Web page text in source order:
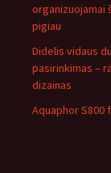
organizuojamai
pigiau
Didelis vidaus
pasirinkimas –
dizainas
Aquaphor S800